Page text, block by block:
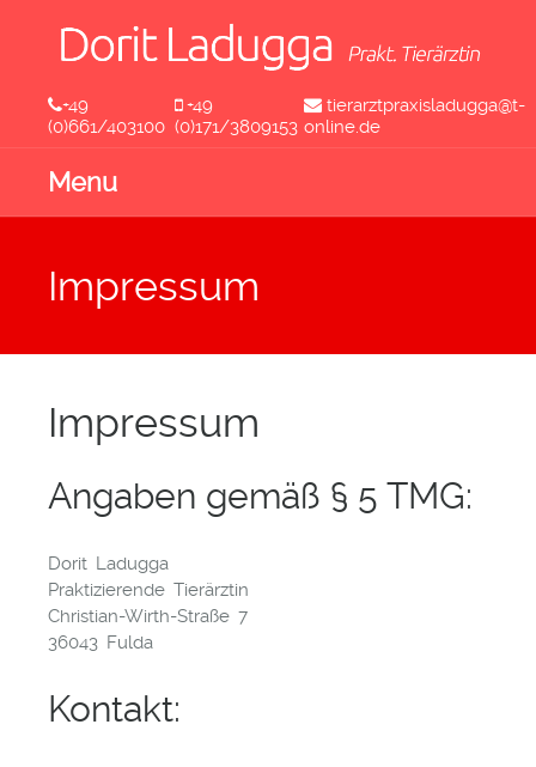
+49
(0)661/403100
+49
(0)171/3809153
tierarztpraxisladugga@t-
online.de
Menu
Impressum
Impressum
Angaben gemäß § 5 TMG:
Dorit Ladugga
Praktizierende Tierärztin
Christian-Wirth-Straße 7
36043 Fulda
Kontakt: